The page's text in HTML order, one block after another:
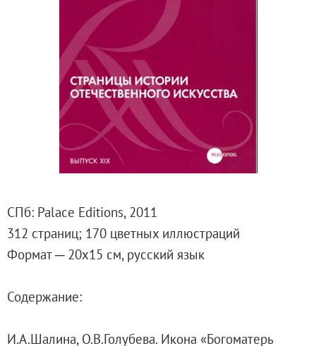
Русское искусство второй половины
Русское народное искусство XVII-XXI
Будущие выставки
Выездные выставки
Садко
Михаил Нестеров
Архив выставок
Степан Эрьзя – скульптор мира. К
Эпоха Императора Александра III и её
Русская традиция
Наш авангард
Фёдор Васильев. К 175-летию со дня
Справочная информация
СПб: Palace Editions, 2011
312 страниц; 170 цветных иллюстраций
Формат ─ 20х15 см, русский язык
Содержание:
И.А.Шалина, О.В.Голубева. Икона «Богоматерь